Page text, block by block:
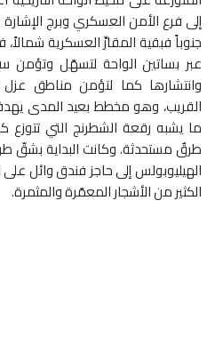
إلى فرع الأمن العسكري وبرج
جنوباً فبقية المقارِّ العسكرية
عبر بساتين الواحة لتسهّل
وانتشارها كما لتؤمن مناطق عزل
القريب، وهو مخطط بعيد المدى
ما يشبه رقعة الشطرنج التي تتوزع
طرقٌ مستحدثة. وكانت البداية بشقّ
الهيليوبولس إلى حاجز فندق وائل
الكثير من الأشجار المعمّرة والمثمرة.